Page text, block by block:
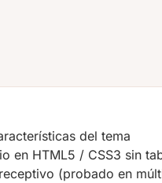
del tema
en HTML5 / CSS3 sin
(probado en